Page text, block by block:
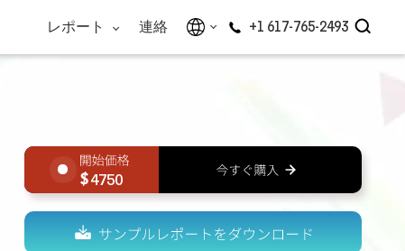
レポート 連絡 +1 617-765-2493
4750